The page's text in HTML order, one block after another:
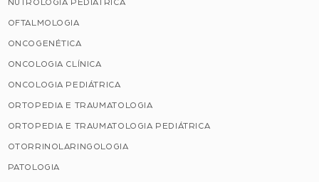
NUTROLOGIA PEDIÁTRICA
OFTALMOLOGIA
ONCOGENÉTICA
ONCOLOGIA CLÍNICA
ONCOLOGIA PEDIÁTRICA
ORTOPEDIA E TRAUMATOLOGIA
ORTOPEDIA E TRAUMATOLOGIA PEDIÁTRICA
OTORRINOLARINGOLOGIA
PATOLOGIA